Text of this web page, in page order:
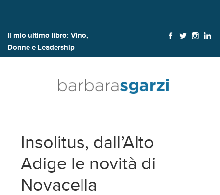
Il mio ultimo libro: Vino,
Donne e Leadership
Insolitus, dall’Alto
Adige le novità di
Novacella